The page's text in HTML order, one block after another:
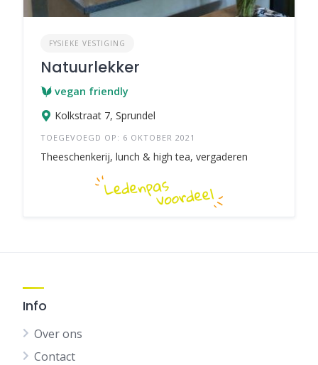
FYSIEKE VESTIGING
Natuurlekker
vegan friendly
Kolkstraat 7, Sprundel
TOEGEVOEGD OP: 6 OKTOBER 2021
Theeschenkerij, lunch & high tea, vergaderen
Info
Over ons
Contact